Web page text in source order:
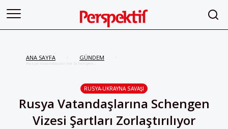
ANA SAYFA GÜNDEM
Rusya Vatandaşlarına Schengen
RUSYA-UKRAYNA SAVAŞI
Rusya Vatandaşlarına Schengen
Vizesi Şartları Zorlaştırılıyor